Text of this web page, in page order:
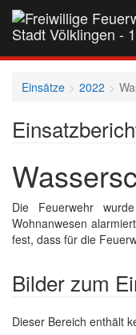
Einsätze 2022
Die Feuerwehr
Wohnanwesen
fest, dass für die
Bilder zum
Dieser Bereich enthält